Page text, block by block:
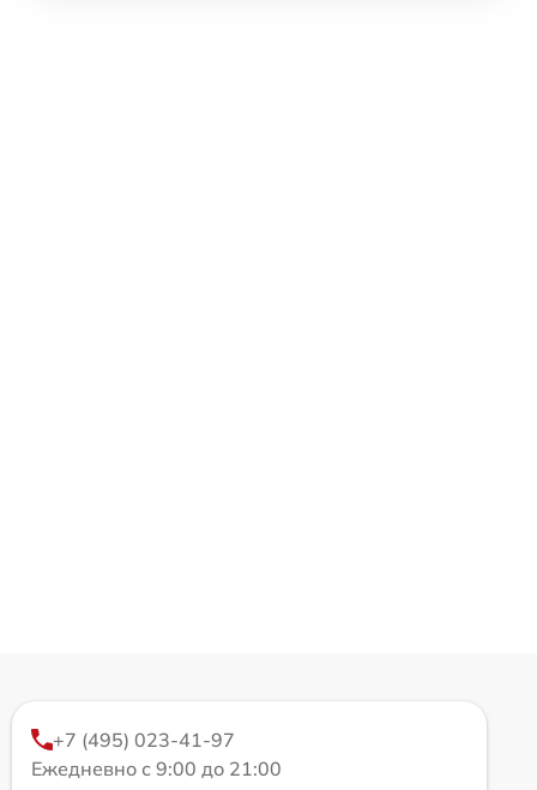
+7 (495) 023-41-97
Ежедневно с 9:00 до 21:00